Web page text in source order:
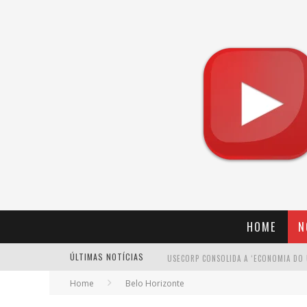
HOME
ÚLTIMAS NOTÍCIAS
Home Belo Horizonte